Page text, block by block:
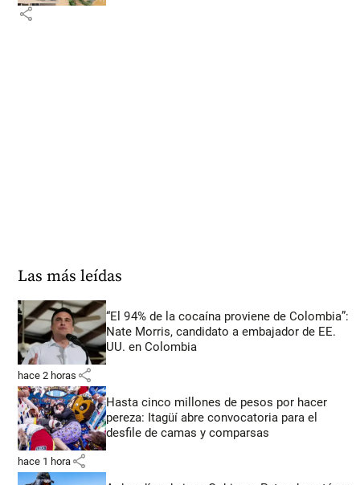
share
Las más leídas
“El 94% de la cocaína proviene de Colombia”:
Nate Morris, candidato a embajador de EE.
UU. en Colombia
hace 2 horas share
Hasta cinco millones de pesos por hacer
pereza: Itagüí abre convocatoria para el
desfile de camas y comparsas
hace 1 hora share